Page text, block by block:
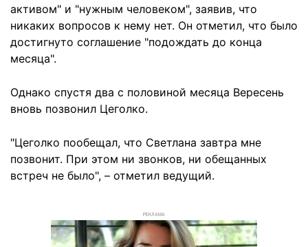
активом" и "нужным человеком", заявив, что
никаких вопросов к нему нет. Он отметил, что было
достигнуто соглашение "подождать до конца
месяца".
Однако спустя два с половиной месяца Вересень
вновь позвонил Цеголко.
"Цеголко пообещал, что Светлана завтра мне
позвонит. При этом ни звонков, ни обещанных
встреч не было", – отметил ведущий.
РЕКЛАМА